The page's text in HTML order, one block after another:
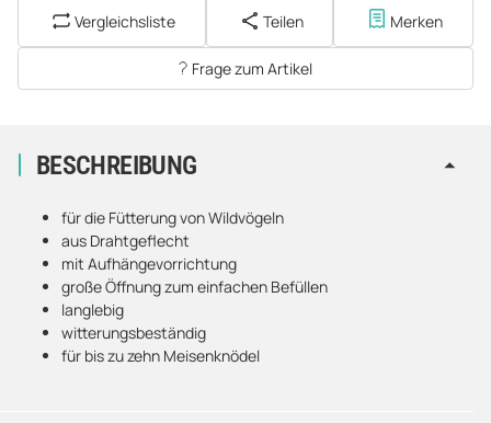
Vergleichsliste Teilen Merken
Frage zum Artikel
BESCHREIBUNG
für die Fütterung von Wildvögeln
aus Drahtgeflecht
mit Aufhängevorrichtung
große Öffnung zum einfachen Befüllen
langlebig
witterungsbeständig
für bis zu zehn Meisenknödel